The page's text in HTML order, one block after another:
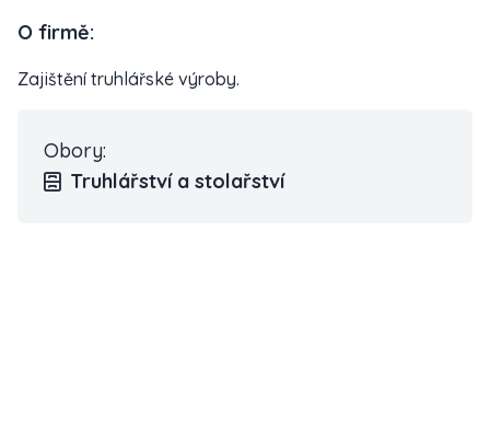
O firmě:
Zajištění truhlářské výroby.
Obory:
Truhlářství a stolařství